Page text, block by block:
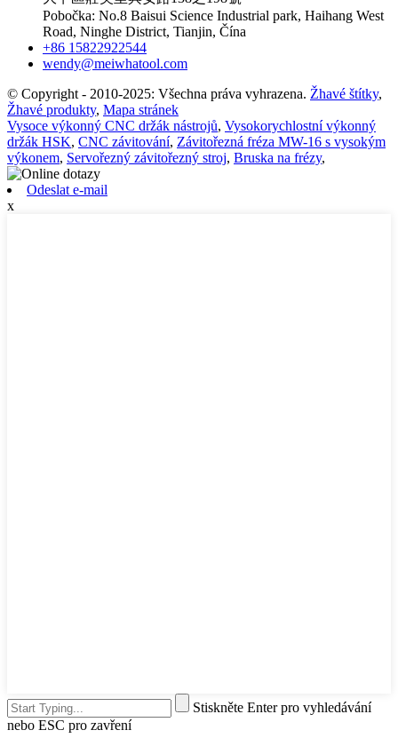
Pobočka: No.8 Baisui Science Industrial park, Haihang West
Road, Ninghe District, Tianjin, Čína
+86 15822922544
wendy@meiwhatool.com
© Copyright - 2010-2025: Všechna práva vyhrazena. Žhavé štítky,
Žhavé produkty, Mapa stránek
Vysoce výkonný CNC držák nástrojů, Vysokorychlostní výkonný
držák HSK, CNC závitování, Závitořezná fréza MW-16 s vysokým
výkonem, Servořezný závitořezný stroj, Bruska na frézy,
Odeslat e-mail
x
Stiskněte Enter pro vyhledávání
nebo ESC pro zavření